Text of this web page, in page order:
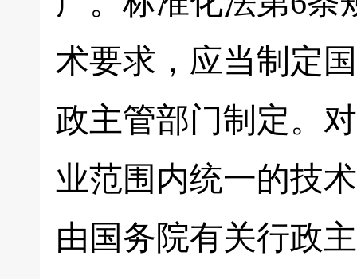
术要求，应当制定
政主管部门制定。
业范围内统一的技
由国务院有关行政